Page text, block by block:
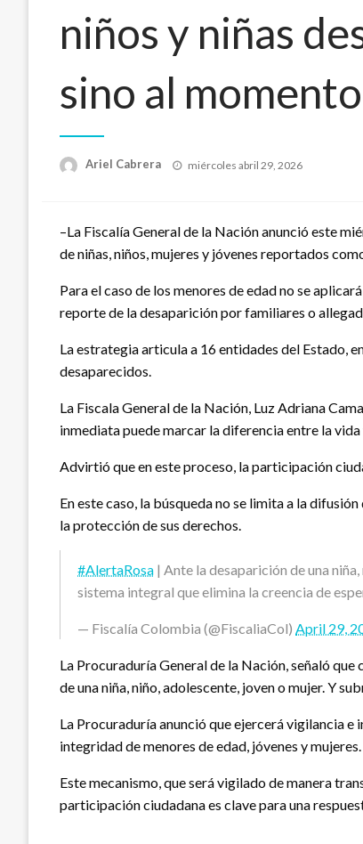
niños y niñas
sino al
Ariel Cabrera
Publicado
miércoles abril 29, 2026
–La Fiscalía General de la Nación anunció este
de niñas, niños, mujeres y jóvenes reportados
Para el caso de los menores de edad no se
reporte de la desaparición por familiares o
La estrategia articula a 16 entidades del Estado,
desaparecidos.
La Fiscala General de la Nación, Luz Adriana
inmediata puede marcar la diferencia entre la vida
Advirtió que en este proceso, la participación
En este caso, la búsqueda no se limita a la
la protección de sus derechos.
#AlertaRosa | Ante la desaparición de una
sistema integral que elimina la creencia de
— Fiscalía Colombia (@FiscaliaCol) April 29,
La Procuraduría General de la Nación, señaló
de una niña, niño, adolescente, joven o mujer. Y
La Procuraduría anunció que ejercerá vigilancia
integridad de menores de edad, jóvenes y mujeres.
Este mecanismo, que será vigilado de manera
participación ciudadana es clave para una